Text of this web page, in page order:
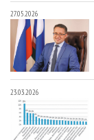
27.05.2026
23.03.2026